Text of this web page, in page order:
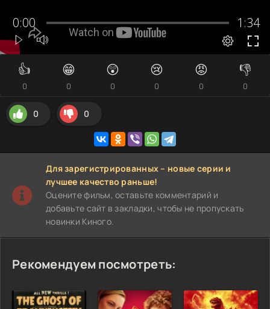
👍
0
😁
0
😲
0
😢
0
😡
0
👎
0
0 0
Для зарегистрированных – новые серии и
лучшее качество раньше!
Оцените фильм, оставьте комментарий и
добавьте сайт в закладки, чтобы не пропускать
новинки Киного.
Рекомендуем посмотреть: